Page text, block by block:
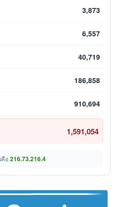
3,873
6,557
40,719
186,858
910,694
1,591,054
อ 216.73.216.4